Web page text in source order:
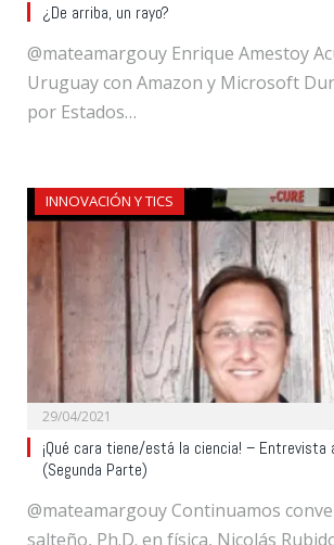
¿De arriba, un rayo?
@mateamargouy Enrique Amestoy
Uruguay con Amazon y Microsoft
por Estados…
INNOVACIÓN Y TICS
29/04/2021
¡Qué cara tiene/está la ciencia! – Entrevista
(Segunda Parte)
@mateamargouy Continuamos
salteño, Ph.D. en física, Nicolás